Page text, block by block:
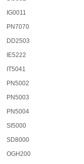
IG0011
PN7070
DD2503
IE5222
IT5041
PN5002
PN5003
PN5004
SI5000
SD8000
OGH200